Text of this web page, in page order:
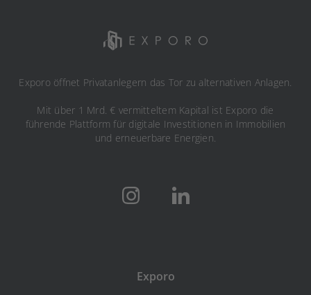
Exporo öffnet Privatanlegern das Tor zu alternativen Anlagen.
Mit über 1 Mrd. € vermitteltem Kapital ist Exporo die
führende Plattform für digitale Investitionen in Immobilien
und erneuerbare Energien.
Exporo